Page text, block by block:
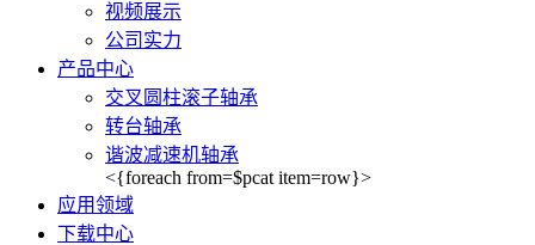
视频展示
公司实力
产品中心
交叉圆柱滚子轴承
转台轴承
谐波减速机轴承
<{foreach from=$pcat item=row}>
应用领域
下载中心